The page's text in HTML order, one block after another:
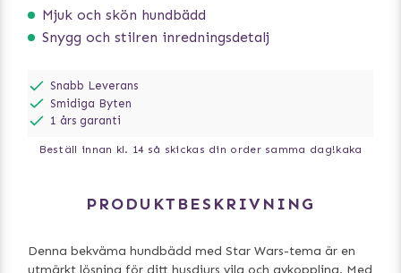
Mjuk och skön hundbädd
Snygg och stilren inredningsdetalj
Snabb Leverans
Smidiga Byten
1 års garanti
Beställ innan kl. 14 så skickas din order samma dag!kaka
PRODUKTBESKRIVNING
Denna bekväma hundbädd med Star Wars-tema är en
utmärkt lösning för ditt husdjurs vila och avkoppling. Med